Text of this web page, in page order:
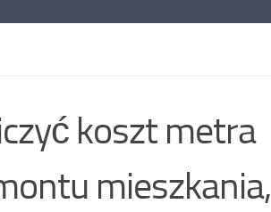
koszt metra
mieszkania,